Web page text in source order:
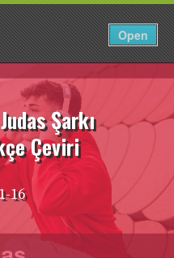
Open
Giriş Yap TR
Şarkı
Çeviri
16